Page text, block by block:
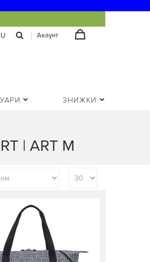
Акаунт
ЗНИЖКИ
| ART M